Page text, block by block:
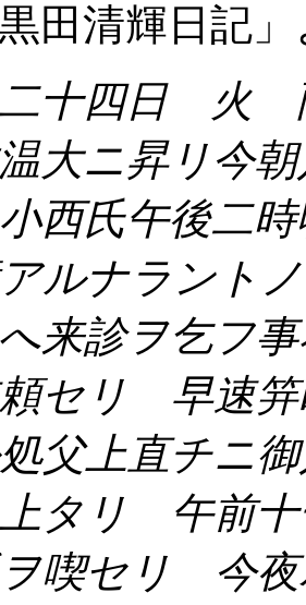
田清輝日記
十四日 火
大ニ昇リ今
西氏午後二
アルナラン
来診ヲ乞フ
セリ 早速笄
処父上直チニ
タリ 午前
喫セリ 今夜